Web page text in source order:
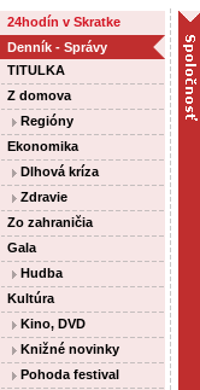
24hodín v Skratke
Denník - Správy
TITULKA
Z domova
Regióny
Ekonomika
Dlhová kríza
Zdravie
Zo zahraničia
Gala
Hudba
Kultúra
Kino, DVD
Knižné novinky
Pohoda festival